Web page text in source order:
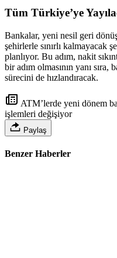
Tüm Türkiye’ye
Bankalar, yeni nesil geri
şehirlerle sınırlı kalmayacak
planlıyor. Bu adım, nakit
bir adım olmasının yanı
sürecini de hızlandıracak.
ATM’lerde yeni dönem
işlemleri değişiyor
Paylaş
Benzer Haberler